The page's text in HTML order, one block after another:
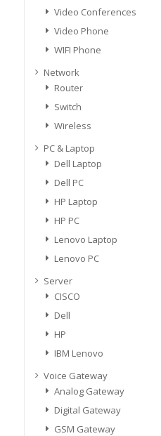
Video Conferences
Video Phone
WIFI Phone
Network
Router
Switch
Wireless
PC & Laptop
Dell Laptop
Dell PC
HP Laptop
HP PC
Lenovo Laptop
Lenovo PC
Server
CISCO
Dell
HP
IBM Lenovo
Voice Gateway
Analog Gateway
Digital Gateway
GSM Gateway